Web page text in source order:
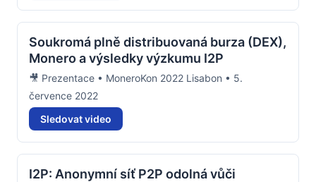
Soukromá plně distribuovaná burza (DEX),
Monero a výsledky výzkumu I2P
🎥 Prezentace • MoneroKon 2022 Lisabon • 5.
července 2022
Sledovat video
I2P: Anonymní síť P2P odolná vůči